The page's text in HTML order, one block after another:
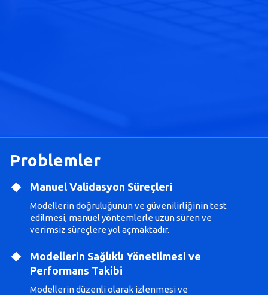
Problemler
Manuel Validasyon Süreçleri
Modellerin doğruluğunun ve güvenilirliğinin test
edilmesi, manuel yöntemlerle uzun süren ve
verimsiz süreçlere yol açmaktadır.
Modellerin Sağlıklı Yönetilmesi ve
Performans Takibi
Modellerin düzenli olarak izlenmesi ve